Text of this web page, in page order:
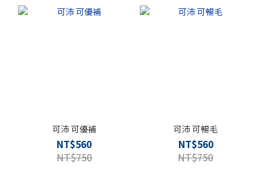
可沛 可優補
NT$560
NT$750
可沛 可暢毛
NT$560
NT$750